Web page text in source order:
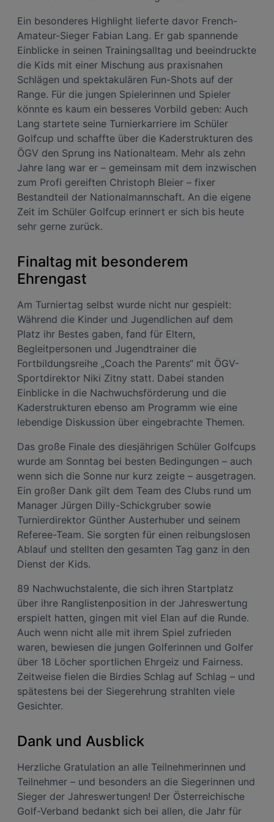
Ein besonderes Highlight lieferte davor French-
Amateur-Sieger Fabian Lang. Er gab spannende
Einblicke in seinen Trainingsalltag und beeindruckte
die Kids mit einer Mischung aus praxisnahen
Schlägen und spektakulären Fun-Shots auf der
Range. Für die jungen Spielerinnen und Spieler
könnte es kaum ein besseres Vorbild geben: Auch
Lang startete seine Turnierkarriere im Schüler
Golfcup und schaffte über die Kaderstrukturen des
ÖGV den Sprung ins Nationalteam. Mehr als zehn
Jahre lang war er – gemeinsam mit dem inzwischen
zum Profi gereiften Christoph Bleier – fixer
Bestandteil der Nationalmannschaft. An die eigene
Zeit im Schüler Golfcup erinnert er sich bis heute
sehr gerne zurück.
Finaltag mit besonderem
Ehrengast
Am Turniertag selbst wurde nicht nur gespielt:
Während die Kinder und Jugendlichen auf dem
Platz ihr Bestes gaben, fand für Eltern,
Begleitpersonen und Jugendtrainer die
Fortbildungsreihe „Coach the Parents“ mit ÖGV-
Sportdirektor Niki Zitny statt. Dabei standen
Einblicke in die Nachwuchsförderung und die
Kaderstrukturen ebenso am Programm wie eine
lebendige Diskussion über eingebrachte Themen.
Das große Finale des diesjährigen Schüler Golfcups
wurde am Sonntag bei besten Bedingungen – auch
wenn sich die Sonne nur kurz zeigte – ausgetragen.
Ein großer Dank gilt dem Team des Clubs rund um
Manager Jürgen Dilly-Schickgruber sowie
Turnierdirektor Günther Austerhuber und seinem
Referee-Team. Sie sorgten für einen reibungslosen
Ablauf und stellten den gesamten Tag ganz in den
Dienst der Kids.
89 Nachwuchstalente, die sich ihren Startplatz
über ihre Ranglistenposition in der Jahreswertung
erspielt hatten, gingen mit viel Elan auf die Runde.
Auch wenn nicht alle mit ihrem Spiel zufrieden
waren, bewiesen die jungen Golferinnen und Golfer
über 18 Löcher sportlichen Ehrgeiz und Fairness.
Zeitweise fielen die Birdies Schlag auf Schlag – und
spätestens bei der Siegerehrung strahlten viele
Gesichter.
Dank und Ausblick
Herzliche Gratulation an alle Teilnehmerinnen und
Teilnehmer – und besonders an die Siegerinnen und
Sieger der Jahreswertungen! Der Österreichische
Golf-Verband bedankt sich bei allen, die Jahr für